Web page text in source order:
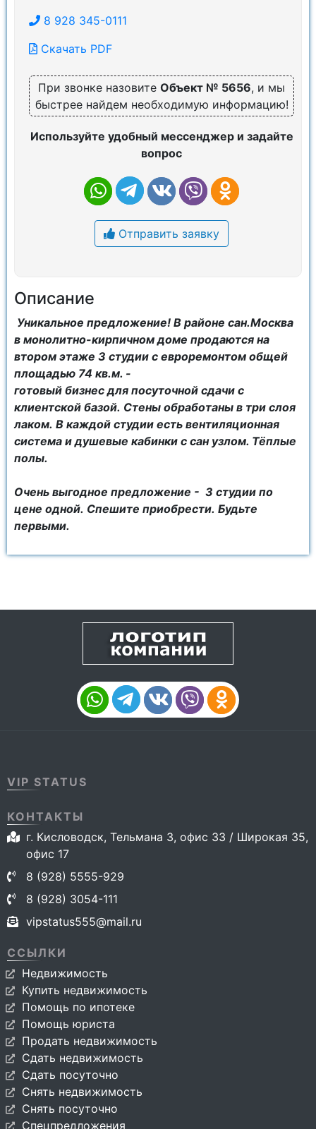
8 928 345-0111
Скачать PDF
При звонке назовите Объект № 5656, и мы
быстрее найдем необходимую информацию!
Используйте удобный мессенджер и задайте
вопрос
Отправить заявку
Описание
Уникальное предложение! В районе сан.Москва
в монолитно-кирпичном доме продаются на
втором этаже 3 студии с евроремонтом общей
площадью 74 кв.м. -
готовый бизнес для посуточной сдачи с
клиентской базой. Стены обработаны в три слоя
лаком. В каждой студии есть вентиляционная
система и душевые кабинки с сан узлом. Тёплые
полы.
Очень выгодное предложение - 3 студии по
цене одной. Спешите приобрести. Будьте
первыми.
VIP STATUS
КОНТАКТЫ
г. Кисловодск, Тельмана 3, офис 33 / Широкая 35,
офис 17
8 (928) 5555-929
8 (928) 3054-111
vipstatus555@mail.ru
ССЫЛКИ
Недвижимость
Купить недвижимость
Помощь по ипотеке
Помощь юриста
Продать недвижимость
Сдать недвижимость
Сдать посуточно
Снять недвижимость
Снять посуточно
Спецпредложения